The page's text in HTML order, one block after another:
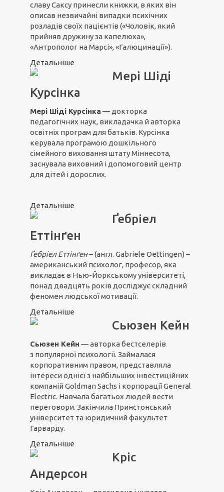
славу Саксу принесли книжки, в яких він
описав незвичайні випадки психічних
розладів своїх пацієнтів («Чоловік, який
прийняв дружину за капелюха»,
«Антрополог на Марсі», «Галюцинації»).
Детальніше
Мері Шіді
Курсінка
Мері Шіді Курсінка — докторка
педагогічних наук, викладачка й авторка
освітніх програм для батьків. Курсінка
керувала програмою дошкільного
сімейного виховання штату Міннесота,
заснувала виховний і допомоговий центр
для дітей і дорослих.
Детальніше
Ґебріел
Еттінґен
Ґебріел Еттінґен– (англ. Gabriele Oettingen) –
американський психолог, професор, яка
викладає в Нью-Йоркському університеті,
понад двадцять років досліджує складний
феномен людської мотивації.
Детальніше
Сьюзен Кейн
Сьюзен Кейн — авторка бестселерів
з популярної психології. Займалася
корпоративним правом, представляла
інтереси однієї з найбільших інвестиційних
компаній Goldman Sachs і корпорації General
Electric. Навчала багатьох людей вести
переговори. Закінчила Принстонський
університет та юридичний факультет
Гарварду.
Детальніше
Кріс
Андерсон